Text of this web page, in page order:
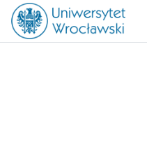
Przejdź do głównej zawartości